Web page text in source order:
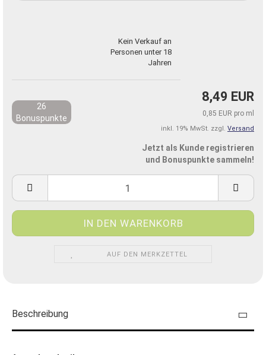
Kein Verkauf an
Personen unter 18
Jahren
8,49 EUR
0,85 EUR pro ml
inkl. 19% MwSt. zzgl. Versand
26
Bonuspunkte
Jetzt als Kunde registrieren
und Bonuspunkte sammeln!
AUF DEN MERKZETTEL
Beschreibung